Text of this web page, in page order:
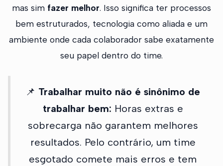
mas sim fazer melhor. Isso significa ter processos
bem estruturados, tecnologia como aliada e um
ambiente onde cada colaborador sabe exatamente
seu papel dentro do time.
📌 Trabalhar muito não é sinônimo de
trabalhar bem: Horas extras e
sobrecarga não garantem melhores
resultados. Pelo contrário, um time
esgotado comete mais erros e tem